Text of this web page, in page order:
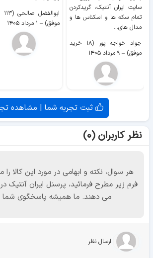
سایت ايران آنتیک، گریدکردن
تمام سکه ها و اسکناس ها و
مدال های...
جواد خواجه پور (۱۸ خرید
موفق) – ۹ مرداد ۱۴۰۵
موفق) – ۱ مرداد ۱۴۰۵
ثبت تجربه شما | مشاهده
نظر کاربران (۰)
هر سوال، نکته و ابهامی در مورد این کالا را
فرم زیر مطرح فرمائید، پرسنل ایران
می دهند. ما همیشه پاسخگوی شما
ارسال نظر